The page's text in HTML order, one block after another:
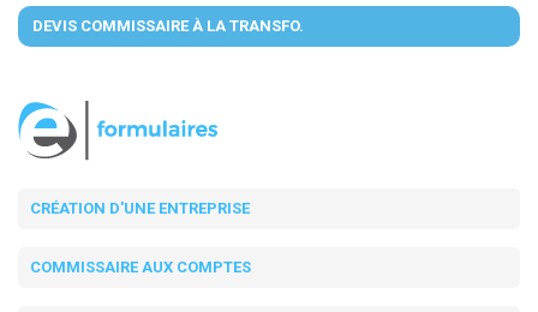
DEVIS COMMISSAIRE À LA TRANSFO.
CRÉATION D'UNE ENTREPRISE
COMMISSAIRE AUX COMPTES